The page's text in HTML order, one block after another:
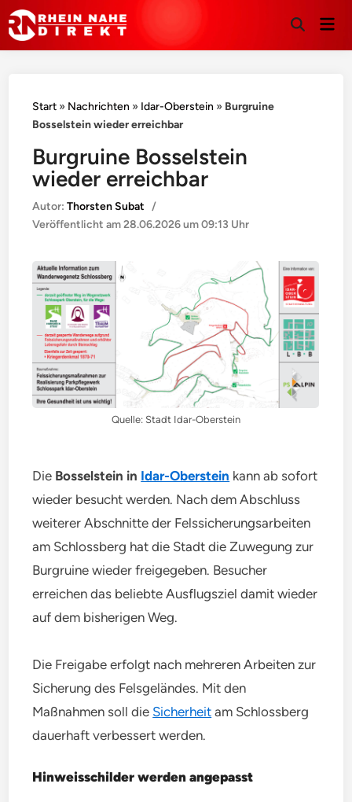
Suche
Start » Nachrichten » Idar-Oberstein » Burgruine
Bosselstein wieder erreichbar
Burgruine Bosselstein
wieder erreichbar
Autor:Thorsten Subat /
Veröffentlicht am28.06.2026 um 09:13 Uhr
Quelle: Stadt Idar-Oberstein
Die Bosselstein in Idar-Oberstein kann ab sofort
wieder besucht werden. Nach dem Abschluss
weiterer Abschnitte der Felssicherungsarbeiten
am Schlossberg hat die Stadt die Zuwegung zur
Burgruine wieder freigegeben. Besucher
erreichen das beliebte Ausflugsziel damit wieder
auf dem bisherigen Weg.
Die Freigabe erfolgt nach mehreren Arbeiten zur
Sicherung des Felsgeländes. Mit den
Maßnahmen soll die Sicherheit am Schlossberg
dauerhaft verbessert werden.
Hinweisschilder werden angepasst